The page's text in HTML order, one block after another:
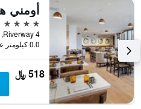
4 نجوم
0.0 كيلومتر عن وسط المدينة
518 ﷼